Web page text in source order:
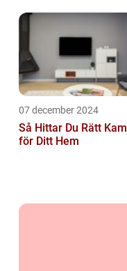
07 december 2024
Så Hittar Du Rätt
för Ditt Hem